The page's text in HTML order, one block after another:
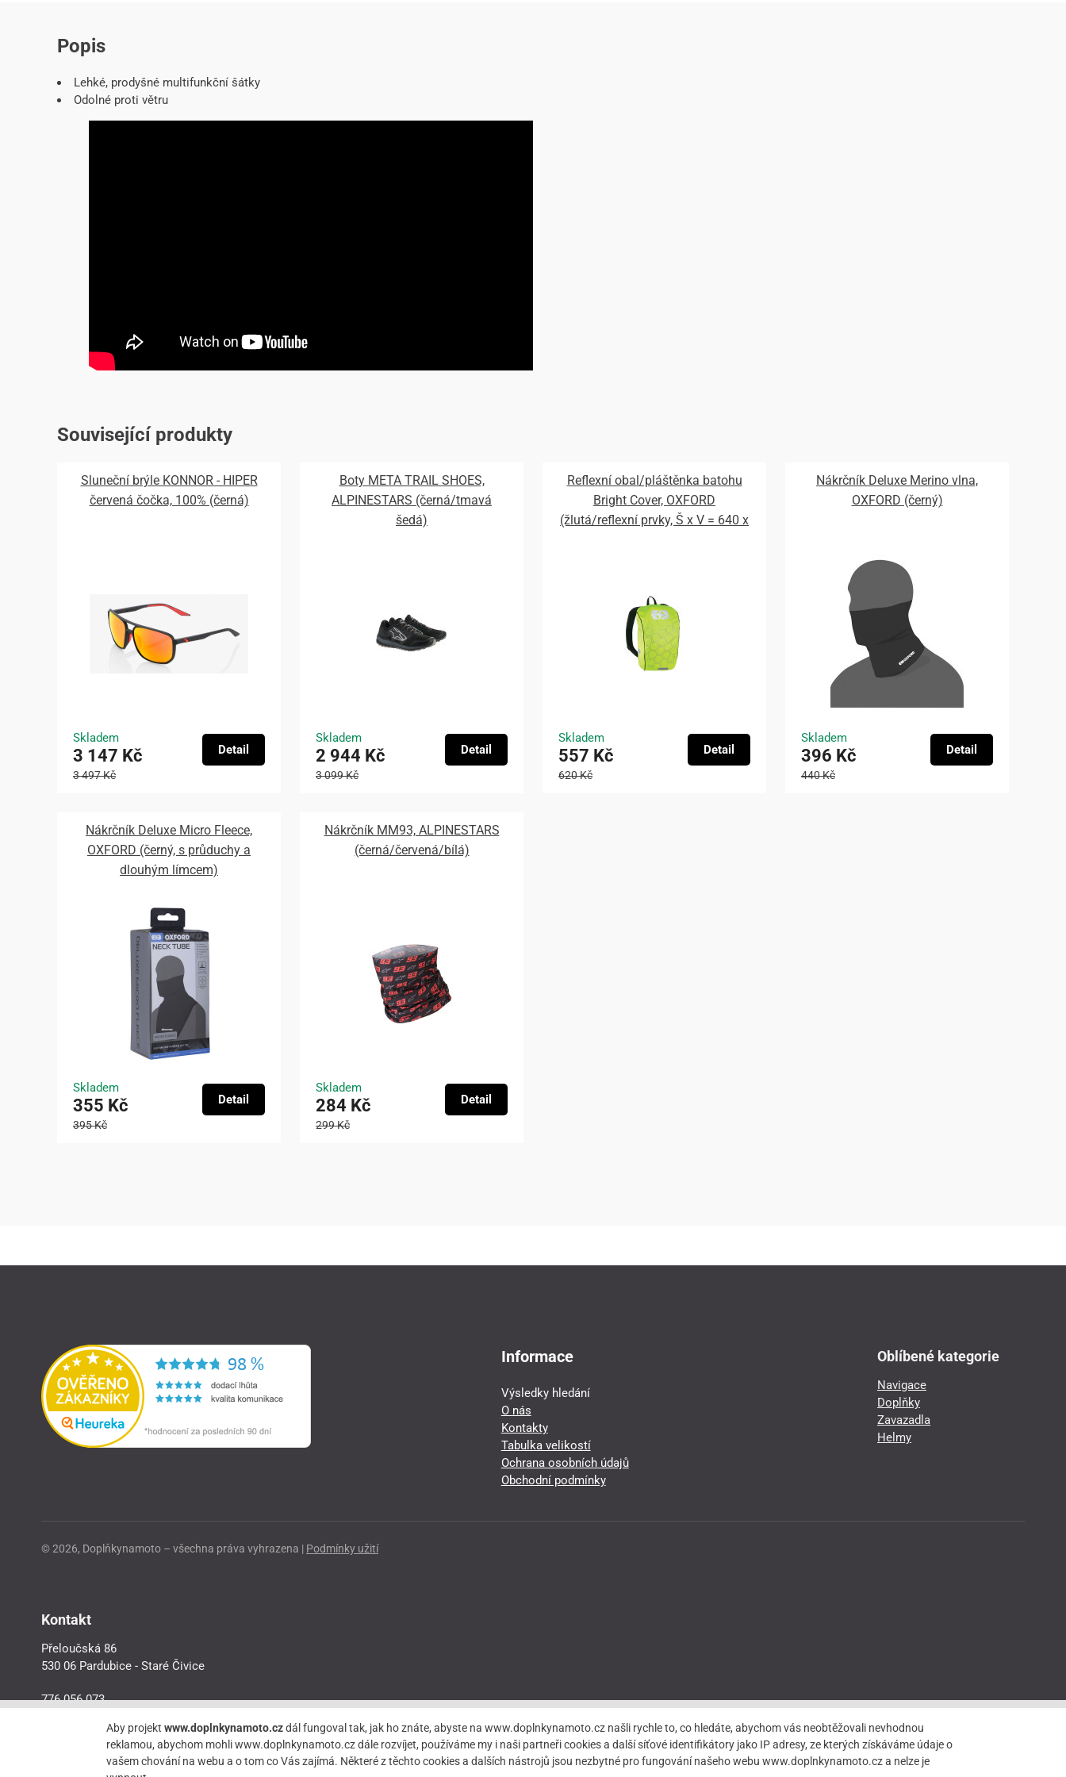
Popis
Lehké, prodyšné multifunkční šátky
Odolné proti větru
Související produkty
Sluneční brýle KONNOR - HIPER
červená čočka, 100% (černá)
Skladem
3 147 Kč
3 497 Kč
Detail
Boty META TRAIL SHOES,
ALPINESTARS (černá/tmavá
šedá)
Skladem
2 944 Kč
3 099 Kč
Detail
Reflexní obal/pláštěnka batohu
Bright Cover, OXFORD
(žlutá/reflexní prvky, Š x V = 640 x
Skladem
557 Kč
620 Kč
Detail
Nákrčník Deluxe Merino vlna,
OXFORD (černý)
Skladem
396 Kč
440 Kč
Detail
Nákrčník Deluxe Micro Fleece,
OXFORD (černý, s průduchy a
dlouhým límcem)
Skladem
355 Kč
395 Kč
Detail
Nákrčník MM93, ALPINESTARS
(černá/červená/bílá)
Skladem
284 Kč
299 Kč
Detail
Informace
Výsledky hledání
O nás
Kontakty
Tabulka velikostí
Ochrana osobních údajů
Obchodní podmínky
Oblíbené kategorie
Navigace
Doplňky
Zavazadla
Helmy
© 2026, Doplňkynamoto – všechna práva vyhrazena | Podmínky užití
Kontakt
Přeloučská 86
530 06 Pardubice - Staré Čivice
776 056 073
Aby projektwww.doplnkynamoto.czdál fungoval tak, jak ho znáte, abyste na www.doplnkynamoto.cz našli rychle to, co hledáte, abychom vás neobtěžovali nevhodnou
reklamou, abychom mohli www.doplnkynamoto.cz dále rozvíjet, používáme my i naši partneři cookies a další síťové identifikátory jako IP adresy, ze kterých získáváme údaje o
vašem chování na webu a o tom co Vás zajímá. Některé z těchto cookies a dalších nástrojů jsou nezbytné pro fungování našeho webu www.doplnkynamoto.cz a nelze je